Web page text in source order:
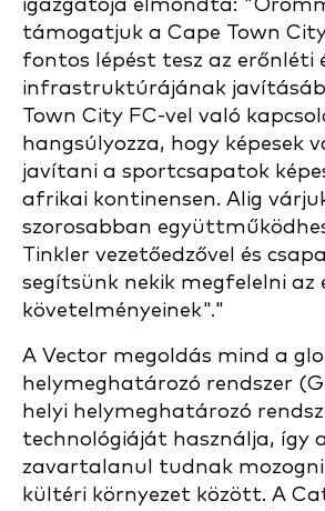
igazgatója elmondta:
támogatjuk a Cape Town
fontos lépést tesz az erőnléti
infrastruktúrájának
Town City FC-vel való
hangsúlyozza, hogy képesek
javítani a sportcsapatok
afrikai kontinensen. Alig
szorosabban
Tinkler vezetőedzővel és
segítsünk nekik megfelelni
követelményeinek"."
A Vector megoldás mind a
helymeghatározó rendszer
helyi helymeghatározó
technológiáját használja, így
zavartalanul tudnak mozogni
kültéri környezet között. A